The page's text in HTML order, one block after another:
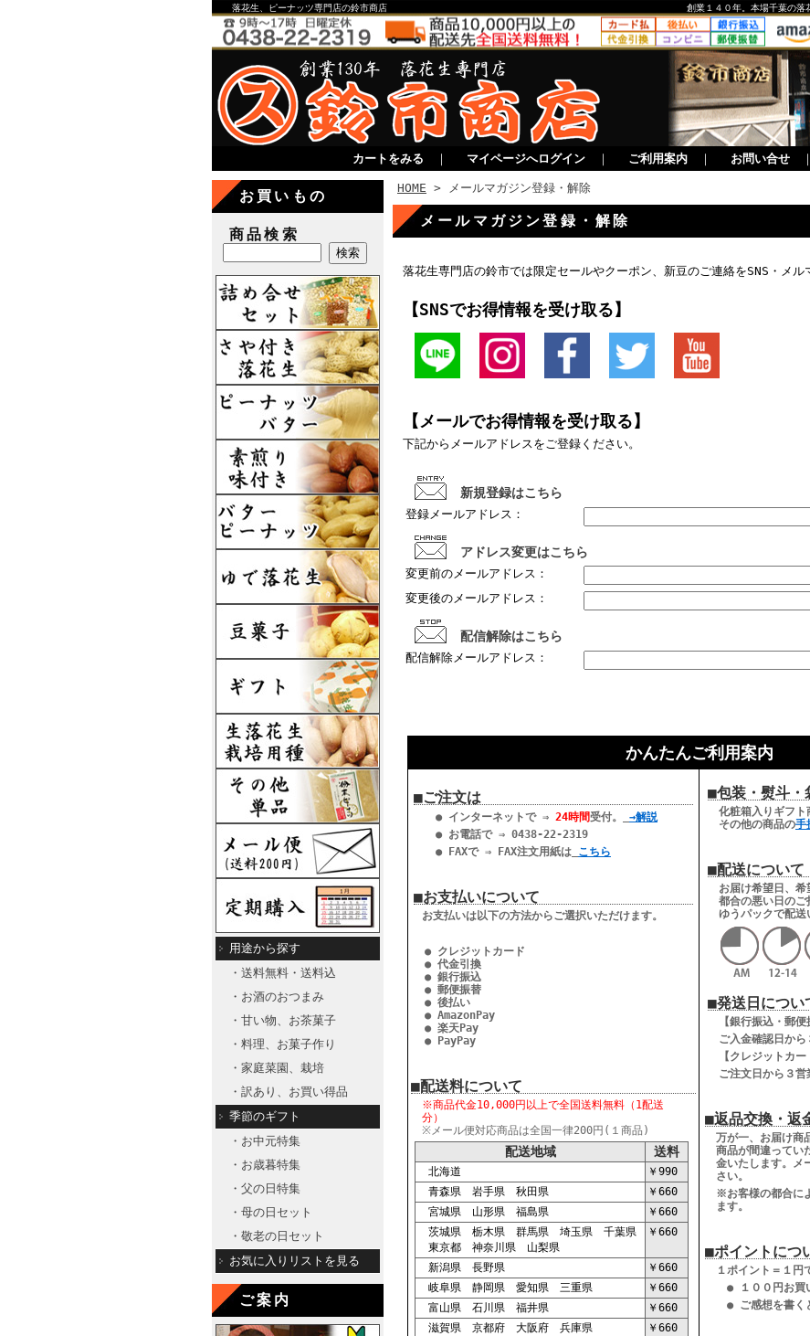
落花生、ピーナッツ専門店の鈴市商店 創業１４０年。本場千葉の落
カートをみる ｜ マイページへログイン ｜ ご利用案内 ｜ お問い合せ
お買いもの
商品検索
用途から探す
・送料無料・送料込
・お酒のおつまみ
・甘い物、お茶菓子
・料理、お菓子作り
・家庭菜園、栽培
・訳あり、お買い得品
季節のギフト
・お中元特集
・お歳暮特集
・父の日特集
・母の日セット
・敬老の日セット
お気に入りリストを見る
ご案内
HOME > メールマガジン登録・解除
メールマガジン登録・解除
落花生専門店の鈴市では限定セールやクーポン、新豆のご連絡をSNS・メル
【SNSでお得情報を受け取る】
【メールでお得情報を受け取る】
下記からメールアドレスをご登録ください。
新規登録はこちら
登録メールアドレス：
アドレス変更はこちら
変更前のメールアドレス：
変更後のメールアドレス：
配信解除はこちら
配信解除メールアドレス：
かんたんご利用案内
■ご注文は
● インターネットで ⇒ 24時間受付。
→解説
● お電話で ⇒ 0438-22-2319
● FAXで ⇒ FAX注文用紙は こちら
■お支払いについて
お支払いは以下の方法からご選択いただけます。
● クレジットカード
● 代金引換
● 銀行振込
● 郵便振替
● 後払い
● AmazonPay
● 楽天Pay
● PayPay
■配送料について
※商品代金10,000円以上で全国送料無料（1配送
分）
※メール便対応商品は全国一律200円(１商品)
配送地域 送料
北海道
￥990
青森県 岩手県 秋田県
￥660
宮城県 山形県 福島県
￥660
茨城県 栃木県 群馬県 埼玉県 千葉県
東京都 神奈川県 山梨県
￥660
新潟県 長野県
￥660
岐阜県 静岡県 愛知県 三重県
￥660
富山県 石川県 福井県
￥660
滋賀県 京都府 大阪府 兵庫県
￥660
■包装・熨斗・
化粧箱入りギフ
その他の商品の手
■配送について
お届け希望日、希
都合の悪い日のご
ゆうパックで配送
■発送日につい
【銀行振込・郵便
ご入金確認日から
【クレジットカ
ご注文日から３営
■返品交換・返
万が一、お届け商
商品が間違ってい
金いたします。メ
さい。
※お客様の都合に
ます。
■ポイントにつ
１ポイント＝１円
● １００円お買
● ご感想を書く